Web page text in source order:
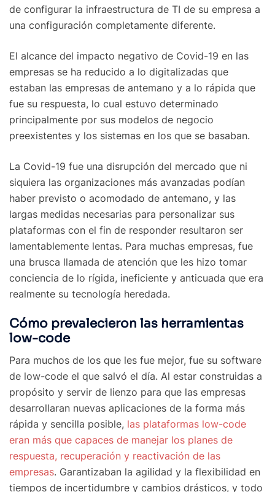
de configurar la infraestructura de TI de su empresa a
una configuración completamente diferente.
El alcance del impacto negativo de Covid-19 en las
empresas se ha reducido a lo digitalizadas que
estaban las empresas de antemano y a lo rápida que
fue su respuesta, lo cual estuvo determinado
principalmente por sus modelos de negocio
preexistentes y los sistemas en los que se basaban.
La Covid-19 fue una disrupción del mercado que ni
siquiera las organizaciones más avanzadas podían
haber previsto o acomodado de antemano, y las
largas medidas necesarias para personalizar sus
plataformas con el fin de responder resultaron ser
lamentablemente lentas. Para muchas empresas, fue
una brusca llamada de atención que les hizo tomar
conciencia de lo rígida, ineficiente y anticuada que era
realmente su tecnología heredada.
Cómo prevalecieron las herramientas
low-code
Para muchos de los que les fue mejor, fue su software
de low-code el que salvó el día. Al estar construidas a
propósito y servir de lienzo para que las empresas
desarrollaran nuevas aplicaciones de la forma más
rápida y sencilla posible, las plataformas low-code
eran más que capaces de manejar los planes de
respuesta, recuperación y reactivación de las
empresas. Garantizaban la agilidad y la flexibilidad en
tiempos de incertidumbre y cambios drásticos, y todo